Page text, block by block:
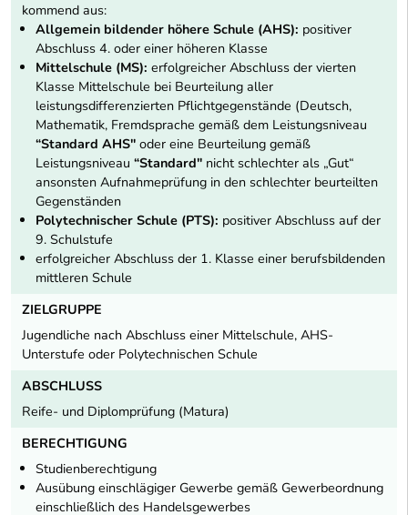
kommend aus:
Allgemein bildender höhere Schule (AHS): positiver
Abschluss 4. oder einer höheren Klasse
Mittelschule (MS): erfolgreicher Abschluss der vierten
Klasse Mittelschule bei Beurteilung aller
leistungsdifferenzierten Pflichtgegenstände (Deutsch,
Mathematik, Fremdsprache gemäß dem Leistungsniveau
“Standard AHS" oder eine Beurteilung gemäß
Leistungsniveau “Standard" nicht schlechter als „Gut“
ansonsten Aufnahmeprüfung in den schlechter beurteilten
Gegenständen
Polytechnischer Schule (PTS): positiver Abschluss auf der
9. Schulstufe
erfolgreicher Abschluss der 1. Klasse einer berufsbildenden
mittleren Schule
ZIELGRUPPE
Jugendliche nach Abschluss einer Mittelschule, AHS-
Unterstufe oder Polytechnischen Schule
ABSCHLUSS
Reife- und Diplomprüfung (Matura)
BERECHTIGUNG
Studienberechtigung
Ausübung einschlägiger Gewerbe gemäß Gewerbeordnung
einschließlich des Handelsgewerbes